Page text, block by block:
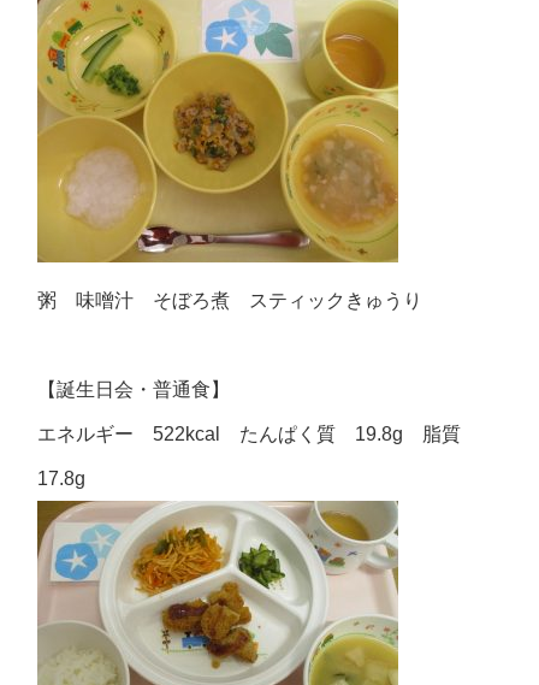
粥 味噌汁 そぼろ煮 スティックきゅうり
【誕生日会・普通食】
エネルギー 522kcal たんぱく質 19.8g 脂質
17.8g